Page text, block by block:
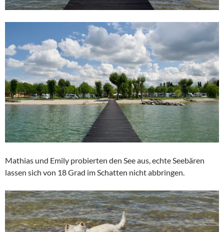
Mathias und Emily probierten den See aus, echte Seebären
lassen sich von 18 Grad im Schatten nicht abbringen.